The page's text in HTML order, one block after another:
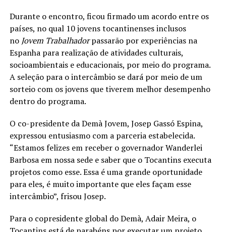
Durante o encontro, ficou firmado um acordo entre os
países, no qual 10 jovens tocantinenses inclusos
no Jovem Trabalhadorpassarão por experiências na
Espanha para realização de atividades culturais,
socioambientais e educacionais, por meio do programa.
A seleção para o intercâmbio se dará por meio de um
sorteio com os jovens que tiverem melhor desempenho
dentro do programa.
O co-presidente da Demà Jovem, Josep Gassó Espina,
expressou entusiasmo com a parceria estabelecida.
“Estamos felizes em receber o governador Wanderlei
Barbosa em nossa sede e saber que o Tocantins executa
projetos como esse. Essa é uma grande oportunidade
para eles, é muito importante que eles façam esse
intercâmbio”, frisou Josep.
Para o copresidente global do Demà, Adair Meira, o